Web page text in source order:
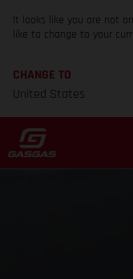
It looks like you are not
like to change to your
CHANGE TO
United States